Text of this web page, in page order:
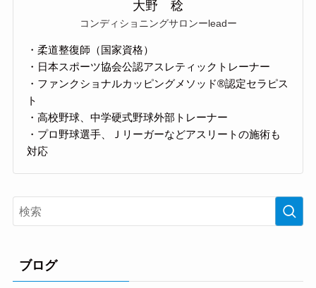
大野 稔
コンディショニングサロンーleadー
・柔道整復師（国家資格）
・日本スポーツ協会公認アスレティックトレーナー
・ファンクショナルカッピングメソッド®認定セラピス
ト
・高校野球、中学硬式野球外部トレーナー
・プロ野球選手、Ｊリーガーなどアスリートの施術も
対応
ブログ